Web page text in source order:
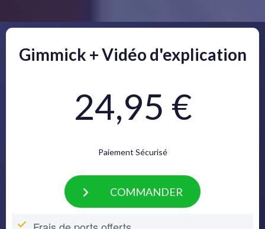
Gimmick + Vidéo d'explication
24,95 €
Paiement Sécurisé
COMMANDER